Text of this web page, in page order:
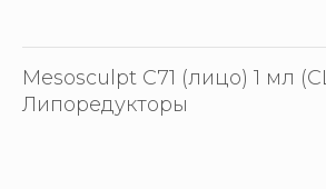
Mesosculpt C71 (лицо) 1 мл
Липоредукторы